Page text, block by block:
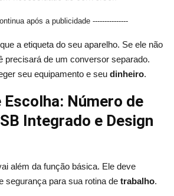
após a publicidade ---------------
a etiqueta do seu aparelho. Se ele não
precisará de um conversor separado.
seu equipamento e seu dinheiro.
Número de
Integrado e Design
além da função básica. Ele deve
segurança para sua rotina de trabalho.